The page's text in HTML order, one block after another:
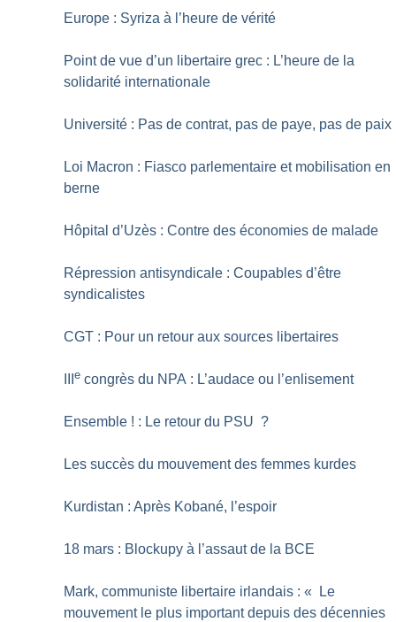
Europe : Syriza à l’heure de vérité
Point de vue d’un libertaire grec : L’heure de la
solidarité internationale
Université : Pas de contrat, pas de paye, pas de paix
Loi Macron : Fiasco parlementaire et mobilisation en
berne
Hôpital d’Uzès : Contre des économies de malade
Répression antisyndicale : Coupables d’être
syndicalistes
CGT : Pour un retour aux sources libertaires
IIIe congrès du NPA : L’audace ou l’enlisement
Ensemble ! : Le retour du PSU ?
Les succès du mouvement des femmes kurdes
Kurdistan : Après Kobané, l’espoir
18 mars : Blockupy à l’assaut de la BCE
Mark, communiste libertaire irlandais : «
Le
mouvement le plus important depuis des décennies